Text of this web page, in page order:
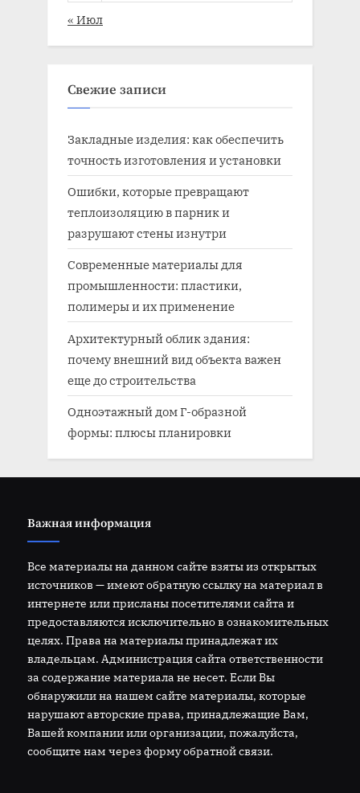
« Июл
Свежие записи
Закладные изделия: как обеспечить
точность изготовления и установки
Ошибки, которые превращают
теплоизоляцию в парник и
разрушают стены изнутри
Современные материалы для
промышленности: пластики,
полимеры и их применение
Архитектурный облик здания:
почему внешний вид объекта важен
еще до строительства
Одноэтажный дом Г-образной
формы: плюсы планировки
Важная информация
Все материалы на данном сайте взяты из открытых
источников — имеют обратную ссылку на материал в
интернете или присланы посетителями сайта и
предоставляются исключительно в ознакомительных
целях. Права на материалы принадлежат их
владельцам. Администрация сайта ответственности
за содержание материала не несет. Если Вы
обнаружили на нашем сайте материалы, которые
нарушают авторские права, принадлежащие Вам,
Вашей компании или организации, пожалуйста,
сообщите нам через форму обратной связи.